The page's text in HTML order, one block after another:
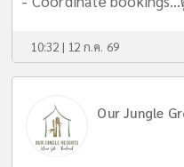
10:32 | 12 ก.ค. 69
Our Jungle